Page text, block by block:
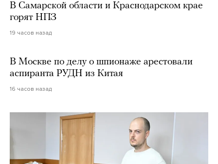
В Самарской области и Краснодарском крае
горят НПЗ
19 часов назад
В Москве по делу о шпионаже арестовали
аспиранта РУДН из Китая
16 часов назад